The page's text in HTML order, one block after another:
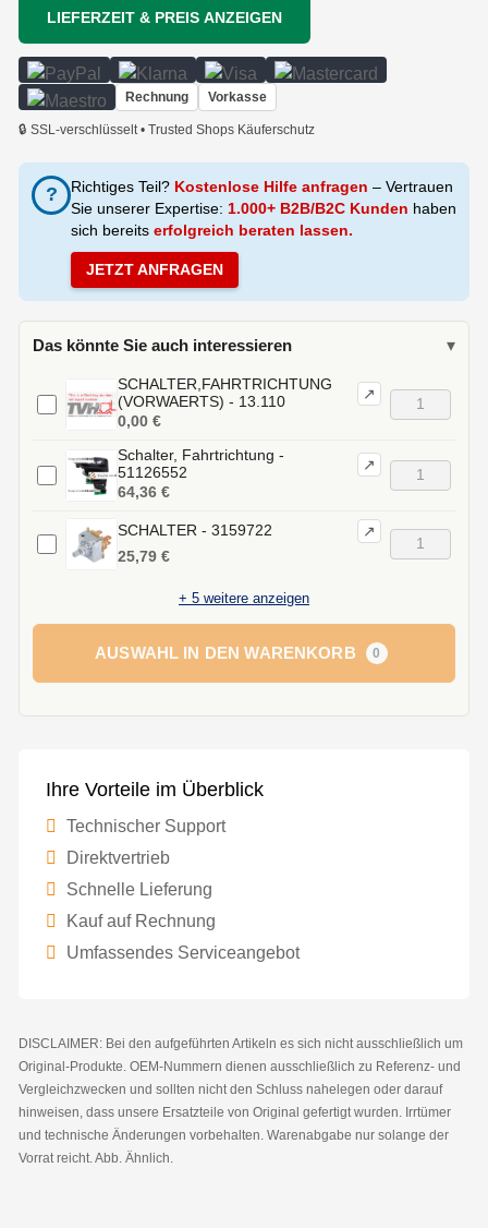
LIEFERZEIT & PREIS ANZEIGEN
Rechnung Vorkasse
🔒 SSL-verschlüsselt • Trusted Shops Käuferschutz
? Richtiges Teil? Kostenlose Hilfe anfragen – Vertrauen
Sie unserer Expertise: 1.000+ B2B/B2C Kunden haben
sich bereits erfolgreich beraten lassen.
JETZT ANFRAGEN
Das könnte Sie auch interessieren ▾
SCHALTER,FAHRTRICHTUNG
(VORWAERTS) - 13.110
↗
0,00 €
Schalter, Fahrtrichtung -
51126552
↗
64,36 €
SCHALTER - 3159722 ↗
25,79 €
+ 5 weitere anzeigen
AUSWAHL IN DEN WARENKORB 0
Ihre Vorteile im Überblick
Technischer Support
Direktvertrieb
Schnelle Lieferung
Kauf auf Rechnung
Umfassendes Serviceangebot
DISCLAIMER: Bei den aufgeführten Artikeln es sich nicht ausschließlich um
Original-Produkte. OEM-Nummern dienen ausschließlich zu Referenz- und
Vergleichzwecken und sollten nicht den Schluss nahelegen oder darauf
hinweisen, dass unsere Ersatzteile von Original gefertigt wurden. Irrtümer
und technische Änderungen vorbehalten. Warenabgabe nur solange der
Vorrat reicht. Abb. Ähnlich.